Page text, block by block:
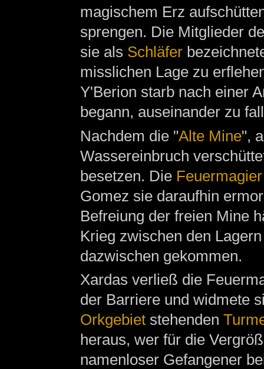
magischem Erz
sprengen. Die Mitglieder
sie als Schläfer
misslichen Lage zu
Y'Berion starb nach einer
begann, auseinander zu
Nachdem die "Alte Mine",
Wassereinbruch
besetzen. Die Feuermagier
Gomez sie daraufhin
Befreiung der freien Mine
Krieg zwischen den
dazwischen gekommen.
Xardas verließ die
der Barriere und widmete
Orkgebietstehenden
heraus, wer für die
namenloser Gefangener